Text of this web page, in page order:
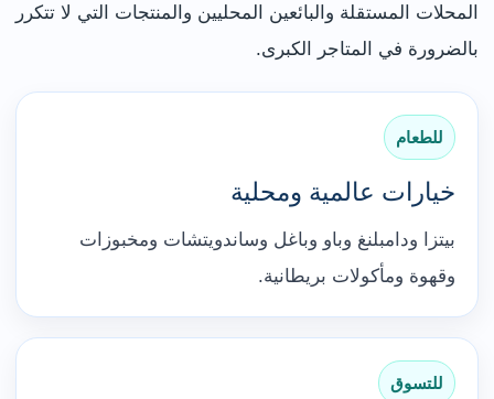
المحلات المستقلة والبائعين المحليين والمنتجات التي لا تتكرر
بالضرورة في المتاجر الكبرى.
للطعام
خيارات عالمية ومحلية
بيتزا ودامبلنغ وباو وباغل وساندويتشات ومخبوزات
وقهوة ومأكولات بريطانية.
للتسوق